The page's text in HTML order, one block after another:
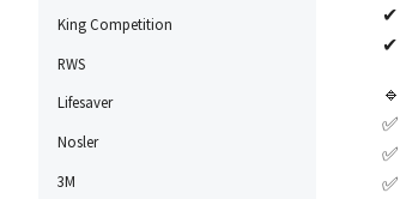
King Competition
RWS
Lifesaver
Nosler
3M
✔
✔
🔹
✅
✅
✅